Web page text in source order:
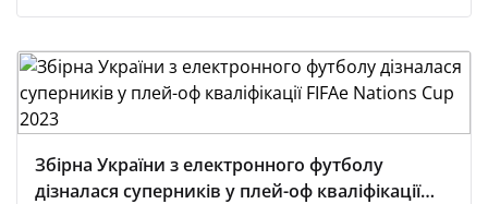
Збірна України з електронного футболу
дізналася суперників у плей-оф кваліфікації